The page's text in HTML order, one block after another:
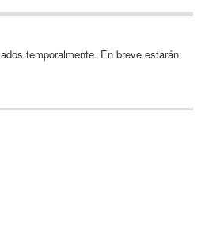
temporalmente. En breve estarán